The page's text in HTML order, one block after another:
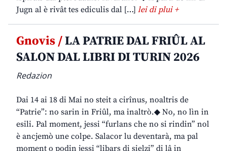
Jugn al è rivât tes ediculis dal […] lei di plui +
Gnovis /LA PATRIE DAL FRIÛL AL
SALON DAL LIBRI DI TURIN 2026
Redazion
Dai 14 ai 18 di Mai no steit a cirînus, noaltris de
“Patrie”: no sarin in Friûl, ma inaltrò.◆ No, no lìn in
esili. Pal moment, jessi “furlans che no si rindin” nol
è ancjemò une colpe. Salacor lu deventarà, ma pal
moment o podin jessi “libars di sielzi” di lâ in